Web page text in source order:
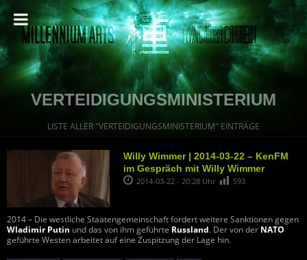
VERTEIDIGUNGSMINISTERIUM
LISTE ALLER "VERTEIDIGUNGSMINISTERIUM" EINTRÄGE
Willy Wimmer | 2014-03-22 – KenFM
im Gespräch mit Willy Wimmer
2014-03-22 - 20:28 Uhr 593
2014 – Die westliche Staatengemeinschaft fordert weitere Sanktionen gegen
Wladimir Putin und das von ihm geführte Russland. Der von der NATO
geführte Westen arbeitet auf eine Zuspitzung der Lage hin.